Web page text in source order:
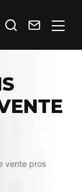
Contact
vente pros